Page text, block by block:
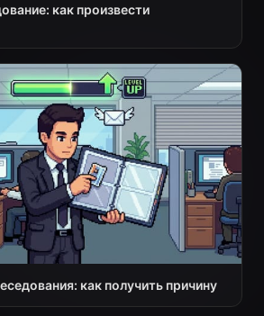
как произвести
как получить причину